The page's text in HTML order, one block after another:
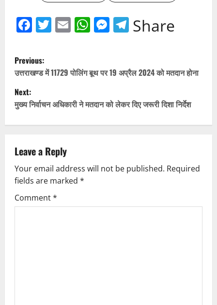
Facebook
Twitter
EmailWhatsApp
Messenger
Telegram
Share
P
o
s
a
v
i
Previous:
उत्तराखण्ड में 11729 पोलिंग बूथ पर 19 अप्रैल 2024 को मतदान होना
Next:
मुख्य निर्वाचन अधिकारी ने मतदान को लेकर दिए जरूरी दिशा निर्देश
Leave a Reply
Your email address will not be published. Required
fields are marked *
Comment*